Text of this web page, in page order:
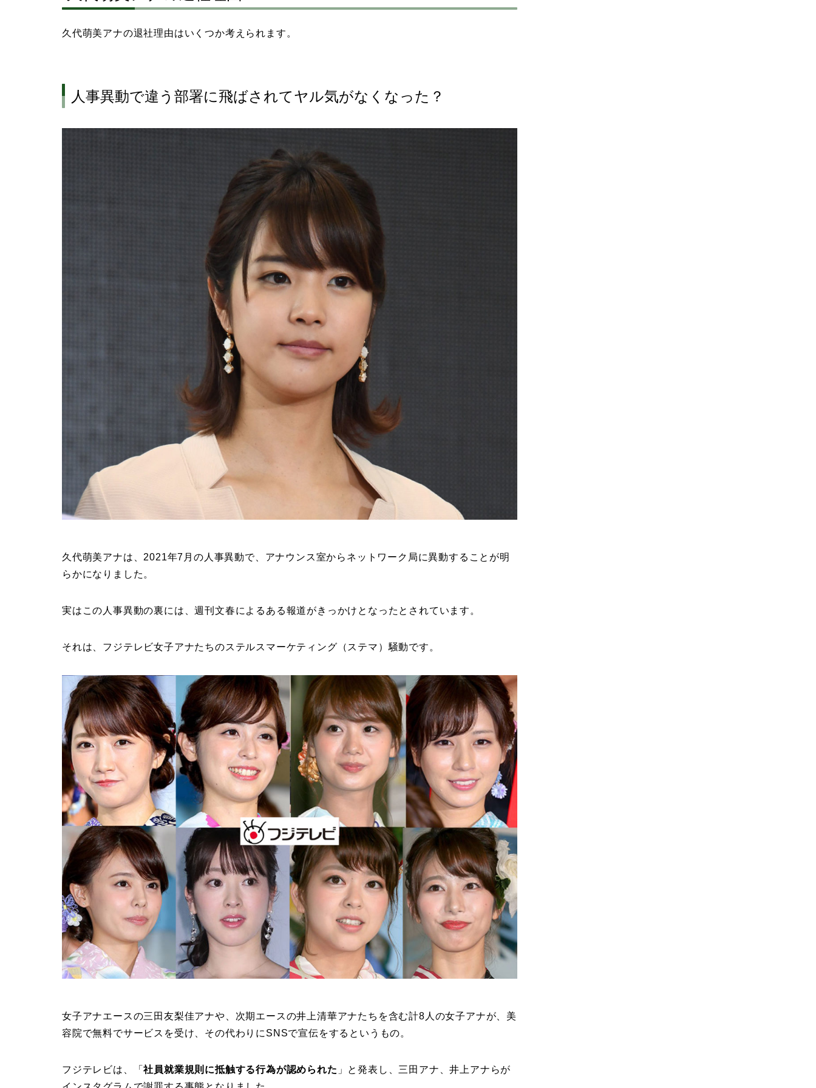
久代萌美アナの退社理由はいくつか考えられます。
人事異動で違う部署に飛ばされてヤル気がなくなった？
久代萌美アナは、2021年7月の人事異動で、アナウンス室からネットワーク局に異動することが明
らかになりました。
実はこの人事異動の裏には、週刊文春によるある報道がきっかけとなったとされています。
それは、フジテレビ女子アナたちのステルスマーケティング（ステマ）騒動です。
女子アナエースの三田友梨佳アナや、次期エースの井上清華アナたちを含む計8人の女子アナが、美
容院で無料でサービスを受け、その代わりにSNSで宣伝をするというもの。
フジテレビは、「社員就業規則に抵触する行為が認められた 」と発表し、三田アナ、井上アナらが